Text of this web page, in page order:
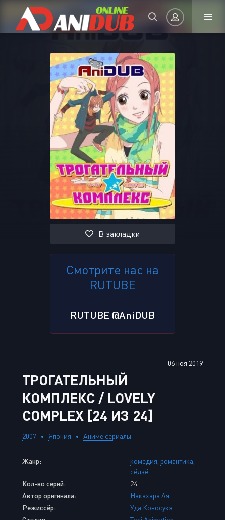
Авторизация
Запомнить
ВОЙТИ НА САЙТ
Регистрация Восстановить пароль
Или войти через
В закладки
Смотрите нас на
RUTUBE
RUTUBE @AniDUB
06 ноя 2019
ТРОГАТЕЛЬНЫЙ
КОМПЛЕКС / LOVELY
COMPLEX [24 ИЗ 24]
2007 Япония Аниме сериалы
Жанр: комедия романтика
сёдзё
Кол-во серий:
24
Автор оригинала:
Накахара Ая
Режиссёр:
Уда Коносукэ